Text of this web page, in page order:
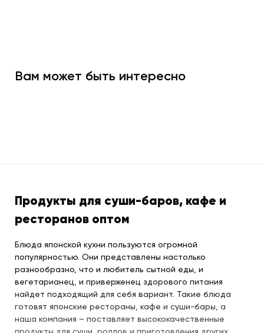
Вам может быть интересно
Продукты для суши-баров, кафе и
ресторанов оптом
Блюда японской кухни пользуются огромной
популярностью. Они представлены настолько
разнообразно, что и любитель сытной еды, и
вегетарианец, и приверженец здорового питания
найдет подходящий для себя вариант. Такие блюда
готовят японские рестораны, кафе и суши-бары, а
наша компания – поставляет высококачественные